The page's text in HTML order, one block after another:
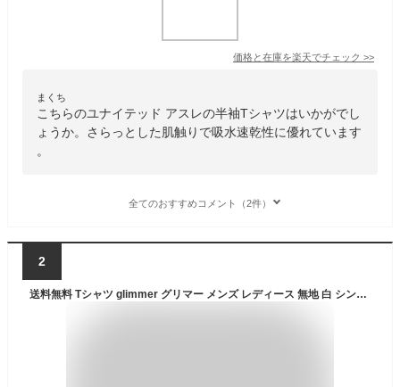
価格と在庫を楽天でチェック >>
まくち
こちらのユナイテッド アスレの半袖Tシャツはいかがでし
ょうか。さらっとした肌触りで吸水速乾性に優れています
。
全てのおすすめコメント（2件）
2
送料無料 Tシャツ glimmer グリマー メンズ レディース 無地 白 シンプル 薄手 涼しい 吸汗速乾 UVカット 日除け DRY スポーツ カラー 紫外線対策 服 春 夏 ゆったり 体型カバー コンパクト アウトドア スポーツ ランニング マラソン 運動会 ジム ウォーキング SALE ％OFF